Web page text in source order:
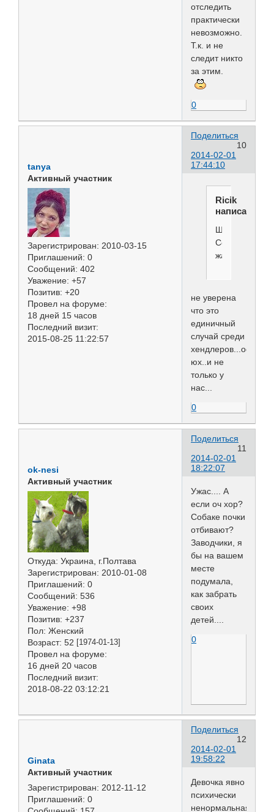
отследить
практически
невозможно.
Т.к. и не
следит никто
за этим.
0
Поделиться
10
2014-02-01
17:44:10
tanya
Активный участник
Зарегистрирован: 2010-03-15
Приглашений: 0
Сообщений: 402
Уважение: +57
Позитив: +20
Провел на форуме:
18 дней 15 часов
Последний визит:
2015-08-25 11:22:57
Ricik
написал(а):
Шок..
Собак
жалко.
не уверена
что это
единичный
случай среди
юх..и не
только у
нас...
0
Поделиться
11
2014-02-01
18:22:07
ok-nesi
Активный участник
Откуда: Украина, г.Полтава
Зарегистрирован: 2010-01-08
Приглашений: 0
Сообщений: 536
Уважение: +98
Позитив: +237
Пол: Женский
Возраст: 52 [1974-01-13]
Провел на форуме:
16 дней 20 часов
Последний визит:
2018-08-22 03:12:21
Ужас.... А
если оч хор?
Собаке почки
отбивают?
Заводчики, я
бы на вашем
месте
подумала,
как забрать
своих
детей....
0
Поделиться
12
2014-02-01
19:58:22
Ginata
Активный участник
Зарегистрирован: 2012-11-12
Приглашений: 0
Девочка явно
психически
ненормальная.